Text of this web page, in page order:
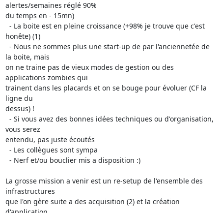
alertes/semaines réglé 90%
du temps en - 15mn)
honête) (1)
la boite, mais
on ne traine pas de vieux modes de gestion ou des
applications zombies qui
trainent dans les placards et on se bouge pour évoluer (CF la
ligne du
dessus) !
vous serez
entendu, pas juste écoutés
La grosse mission a venir est un re-setup de l'ensemble des
infrastructures
que l'on gère suite a des acquisition (2) et la création